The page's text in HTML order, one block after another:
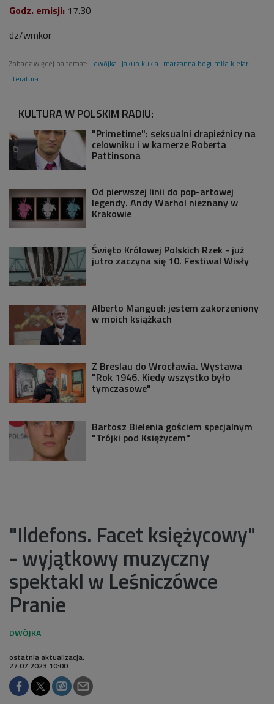
Godz. emisji: 17.30
dz/wmkor
Zobacz więcej na temat: dwójka jakub kukla marzanna bogumiła kielar
literatura
KULTURA W POLSKIM RADIU:
"Primetime": seksualni drapieżnicy na
celowniku i w kamerze Roberta
Pattinsona
Od pierwszej linii do pop-artowej
legendy. Andy Warhol nieznany w
Krakowie
Święto Królowej Polskich Rzek - już
jutro zaczyna się 10. Festiwal Wisły
Alberto Manguel: jestem zakorzeniony
w moich książkach
Z Breslau do Wrocławia. Wystawa
"Rok 1946. Kiedy wszystko było
tymczasowe"
Bartosz Bielenia gościem specjalnym
"Trójki pod Księżycem"
"Ildefons. Facet księżycowy"
- wyjątkowy muzyczny
spektakl w Leśniczówce
Pranie
ostatnia aktualizacja:
27.07.2023 10:00